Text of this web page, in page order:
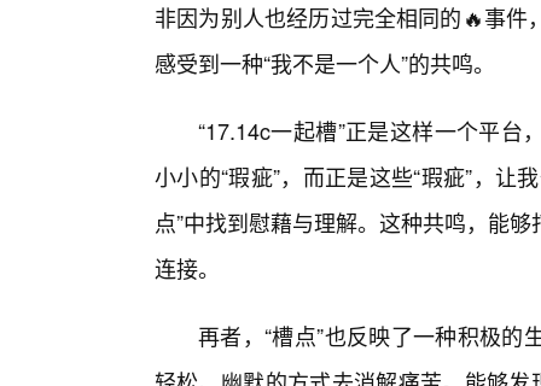
非因为别人也经历过完全相同的🔥事
感受到一种“我不是一个人”的共鸣。
“17.14c一起槽”正是这样一个平
小小的“瑕疵”，而正是这些“瑕疵”，让
点”中找到慰藉与理解。这种共鸣，能
连接。
再者，“槽点”也反映了一种积极